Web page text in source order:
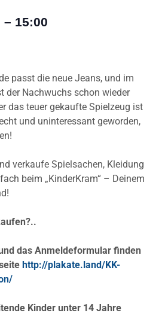
– 15:00
passt die neue Jeans, und im
der Nachwuchs schon wieder
das teuer gekaufte Spielzeug ist
und uninteressant geworden,
verkaufe Spielsachen, Kleidung
beim „KinderKram“ – Deinem
das Anmeldeformular finden
http://plakate.land/KK-
Kinder unter 14 Jahre